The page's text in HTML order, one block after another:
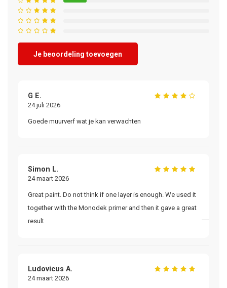
Je beoordeling toevoegen
G E.
24 juli 2026
Goede muurverf wat je kan verwachten
Simon L.
24 maart 2026
Great paint. Do not think if one layer is enough. We used it
together with the Monodek primer and then it gave a great
result
Ludovicus A.
24 maart 2026